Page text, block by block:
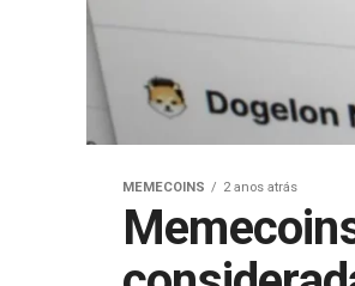
MEMECOINS 2 anos atrás